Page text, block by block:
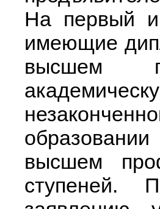
На первый
имеющие
высшем
высшем
ступеней.